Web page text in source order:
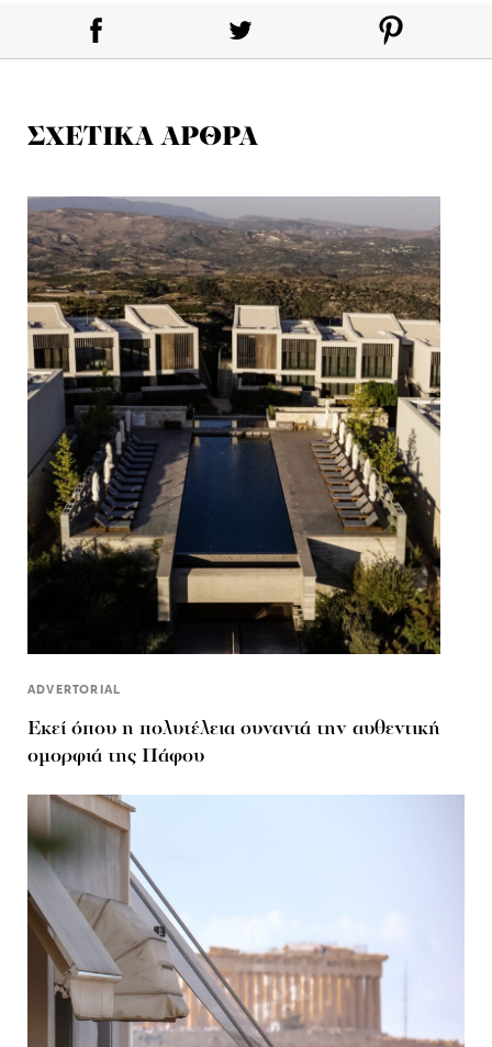
ΣΧΕΤΙΚΑ ΑΡΘΡΑ
ADVERTORIAL
Εκεί όπου η πολυτέλεια συναντά την αυθεντική
ομορφιά της Πάφου